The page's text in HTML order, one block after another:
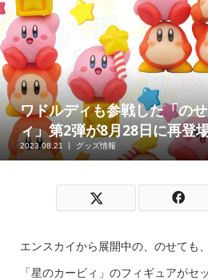
ワドルディも参戦した「の
ィ」第2弾が8月28日に再登
2023.08.21 グッズ情報
エンスカイから展開中の、のせても
「星のカービィ」のフィギュアがセ